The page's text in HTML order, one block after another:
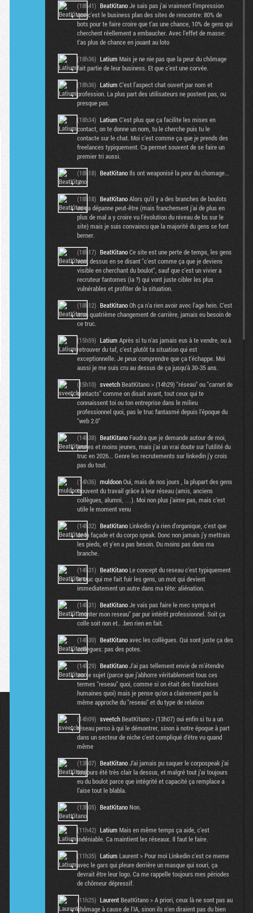
(18h41) BeatKitanoJe sais pas j'ai vraiment l'impression
que c'est le business plan des sites de rencontre: 80% de
bots pour te faire croire que t'as une chance, 10% de gens qui
cherchent réellement a embaucher. Avec l'effet de masse:
t'as plus de chance en jouant au loto
(18h36) Latium Mais je ne nie pas que la peur du chômage
fait partie de leur business. Et que c'est une corvée.
(18h36) Latium C'est l'aspect chat ouvert par nom et
profession. La plus part des utilisateurs ne postent pas, ou
presque pas.
(18h34) Latium C'est plus que ça facilite les mises en
contact, on te donne un nom, tu le cherche puis tu le
contacte sur le chat. Moi c'est comme ça que je prends des
freelances typiquement. Ca permet souvent de se faire un
premier tri aussi.
(18h18) BeatKitano Ils ont weaponisé la peur du chomage...
:/
(18h18) BeatKitanoAlors qu'il y a des branches de boulots
ou ça dépanne peut-être (mais franchement j'ai de plus en
plus de mal a y croire vu l'évolution du niveau de bs sur le
site) mais je suis convaincu que la majorité du gens se font
berner.
(18h17) BeatKitanoCe site est une perte de temps, les gens
vont dessus en se disant "c'est comme ça que je deviens
visible en cherchant du boulot", sauf que c'est un vivier a
recruteur fantomes (ia ?) qui vont juste cibler les plus
vulnérables et profiter de la situation.
(18h12) BeatKitanoOh ça n'a rien avoir avec l'age hein. C'est
mon quatrième changement de carrière, jamais eu besoin de
ce truc.
(15h59) Latium Après si tu n'as jamais eus à te vendre, ou à
retrouver du taf, c'est plutôt ta situation qui est
exceptionnelle. Je peux comprendre que ça t'échappe. Moi
aussi je me suis cru au dessus de ça jusqu'à 30-35 ans.
(15h10) sveetch BeatKitano > (14h29) "réseau" ou "carnet de
contacts" comme on disait avant, tout ceux qui te
connaissent toi ou ton entreprise dans le milieu
professionnel quoi, pas le truc fantasmé depuis l'époque du
"web 2.0"
(14h38) BeatKitano Faudra que je demande autour de moi,
jeunes et moins jeunes, mais j'ai un vrai doute sur l'utilité du
truc en 2026... Genre les recrutements sur linkedin j'y crois
pas du tout.
(14h36) muldoonOui, mais de nos jours , la plupart des gens
trouvent du travail grâce à leur réseau (amis, anciens
collègues, alumni, …). Moi non plus j’aime pas, mais c’est
utile le moment venu
(14h32) BeatKitano Linkedin y'a rien d'organique, c'est que
de la façade et du corpo speak. Donc non jamais j'y mettrais
les pieds, et y'en a pas besoin. Du moins pas dans ma
branche.
(14h31) BeatKitano Le concept du reseau c'est typiquement
le truc qui me fait fuir les gens, un mot qui devient
immediatement un autre dans ma tête: aliénation.
(14h31) BeatKitanoJe vais pas faire le mec sympa et
"monter mon reseau" par pur intérêt professionnel. Soit ça
colle soit non et.. .ben rien en fait.
(14h30) BeatKitanoavec les collègues. Qui sont juste ça des
collègues: pas des potes.
(14h29) BeatKitanoJ'ai pas tellement envie de m'étendre
sur le sujet (parce que j'abhorre véritablement tous ces
termes "reseau" quoi, comme si on était des franchises
humaines quoi) mais je pense qu'on a clairement pas la
même approche du "reseau" et du type de relation
(14h09) sveetch BeatKitano > (13h07) oui enfin si tu a un
réseau perso à qui le démontrer, sinon à notre époque à part
dans un secteur de niche c'est compliqué d'être vu quand
même
(13h07) BeatKitanoJ’ai jamais pu saquer le corpospeak j’ai
toujours été très clair la dessus, et malgré tout j’ai toujours
eu du boulot parce que intégrité et capacité ça remplace a
l’aise tout le blabla.
(13h05) BeatKitano Non.
(11h42) Latium Mais en même temps ça aide, c'est
indéniable. Ca maintient les réseaux. Il faut le faire.
(11h35) Latium Laurent > Pour moi Linkedin c'est ce meme
avec le gars qui pleure derrière un masque qui souri, ça
devrait être leur logo. Ca me rappelle toujours mes périodes
de chômeur dépressif.
(11h25) LaurentBeatKitano > A priori, ceux là ne sont pas au
chômage à cause de l'IA, sinon ils n'en diraient pas du bien